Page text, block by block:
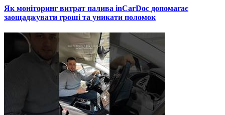
Як моніторинг витрат палива inCarDoc допомагає
заощаджувати гроші та уникати поломок